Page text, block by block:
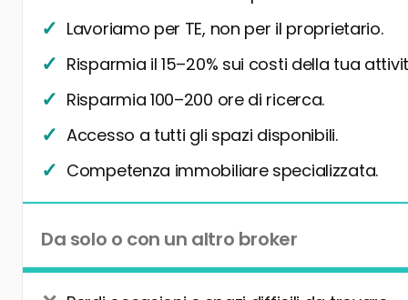
Lavoriamo per TE, non per il proprietario.
Risparmia il 15–20% sui costi della tua
Risparmia 100–200 ore di ricerca.
Accesso a tutti gli spazi disponibili.
Competenza immobiliare specializzata.
Da solo o con un altro broker